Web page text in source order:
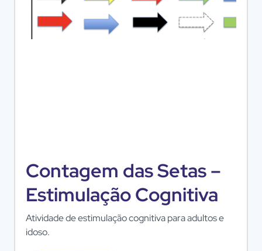
Contagem das Setas –
Estimulação Cognitiva
Atividade de estimulação cognitiva para adultos e
idoso.